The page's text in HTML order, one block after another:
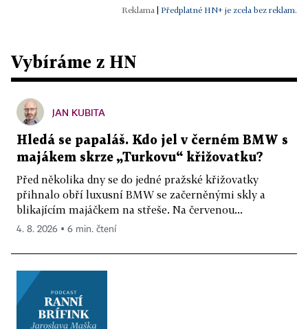
Předplatné HN+ je zcela bez reklam.
Vybíráme z HN
JAN KUBITA
Hledá se papaláš. Kdo jel v černém BMW s
majákem skrze „Turkovu“ křižovatku?
Před několika dny se do jedné pražské křižovatky
přihnalo obří luxusní BMW se začerněnými skly a
blikajícím majáčkem na střeše. Na červenou...
4. 8. 2026 ▪ 6 min. čtení